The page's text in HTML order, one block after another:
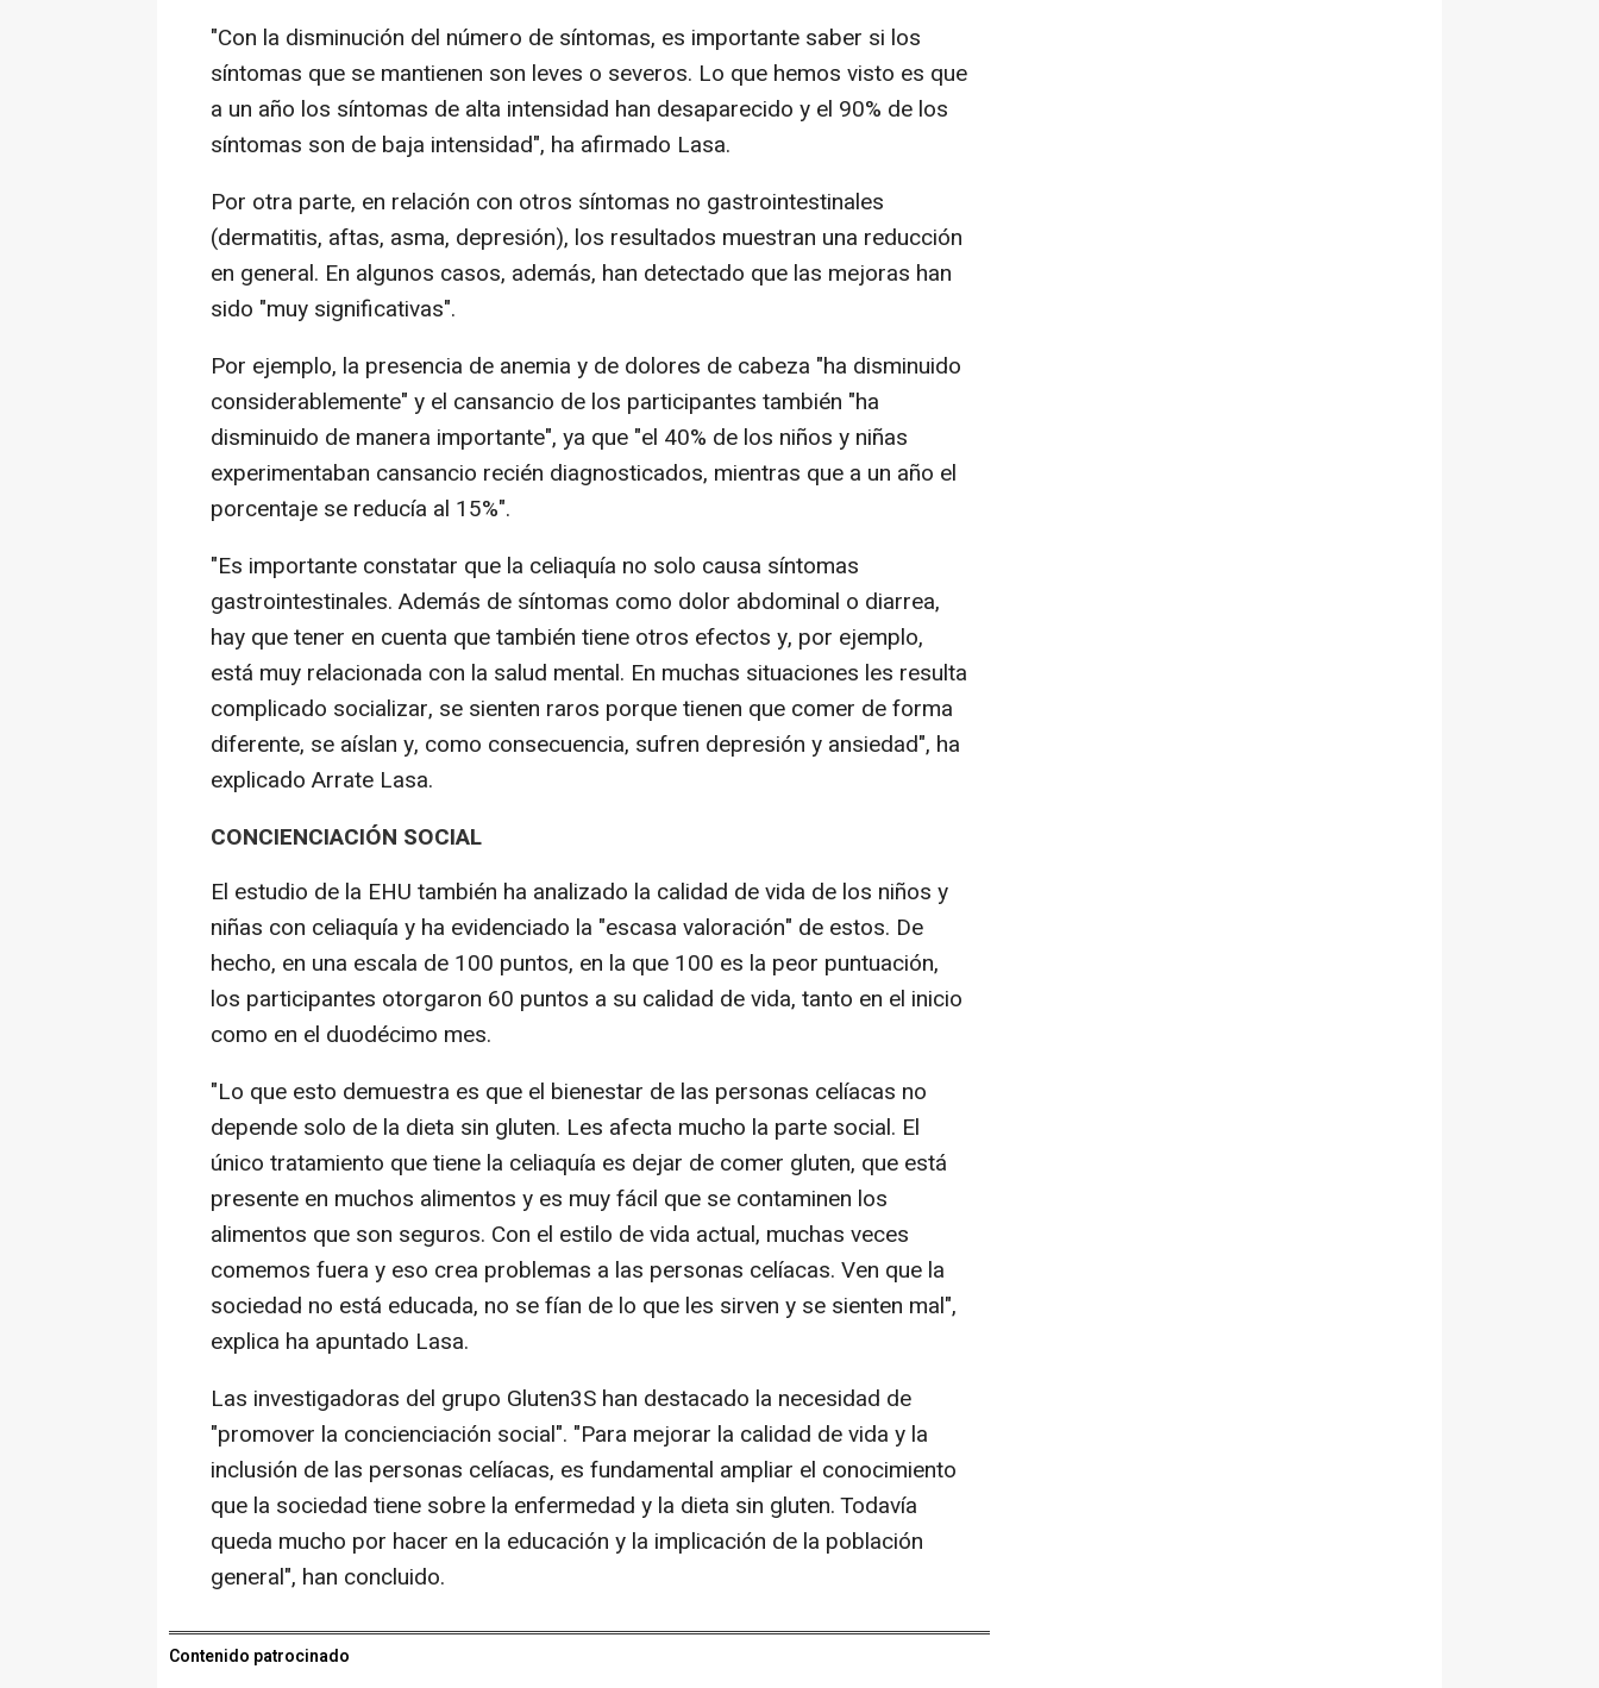
"Con la disminución del número de síntomas, es importante saber si los
síntomas que se mantienen son leves o severos. Lo que hemos visto es que
a un año los síntomas de alta intensidad han desaparecido y el 90% de los
síntomas son de baja intensidad", ha afirmado Lasa.
Por otra parte, en relación con otros síntomas no gastrointestinales
(dermatitis, aftas, asma, depresión), los resultados muestran una reducción
en general. En algunos casos, además, han detectado que las mejoras han
sido "muy significativas".
Por ejemplo, la presencia de anemia y de dolores de cabeza "ha disminuido
considerablemente" y el cansancio de los participantes también "ha
disminuido de manera importante", ya que "el 40% de los niños y niñas
experimentaban cansancio recién diagnosticados, mientras que a un año el
porcentaje se reducía al 15%".
"Es importante constatar que la celiaquía no solo causa síntomas
gastrointestinales. Además de síntomas como dolor abdominal o diarrea,
hay que tener en cuenta que también tiene otros efectos y, por ejemplo,
está muy relacionada con la salud mental. En muchas situaciones les resulta
complicado socializar, se sienten raros porque tienen que comer de forma
diferente, se aíslan y, como consecuencia, sufren depresión y ansiedad", ha
explicado Arrate Lasa.
CONCIENCIACIÓN SOCIAL
El estudio de la EHU también ha analizado la calidad de vida de los niños y
niñas con celiaquía y ha evidenciado la "escasa valoración" de estos. De
hecho, en una escala de 100 puntos, en la que 100 es la peor puntuación,
los participantes otorgaron 60 puntos a su calidad de vida, tanto en el inicio
como en el duodécimo mes.
"Lo que esto demuestra es que el bienestar de las personas celíacas no
depende solo de la dieta sin gluten. Les afecta mucho la parte social. El
único tratamiento que tiene la celiaquía es dejar de comer gluten, que está
presente en muchos alimentos y es muy fácil que se contaminen los
alimentos que son seguros. Con el estilo de vida actual, muchas veces
comemos fuera y eso crea problemas a las personas celíacas. Ven que la
sociedad no está educada, no se fían de lo que les sirven y se sienten mal",
explica ha apuntado Lasa.
Las investigadoras del grupo Gluten3S han destacado la necesidad de
"promover la concienciación social". "Para mejorar la calidad de vida y la
inclusión de las personas celíacas, es fundamental ampliar el conocimiento
que la sociedad tiene sobre la enfermedad y la dieta sin gluten. Todavía
queda mucho por hacer en la educación y la implicación de la población
general", han concluido.
Contenido patrocinado